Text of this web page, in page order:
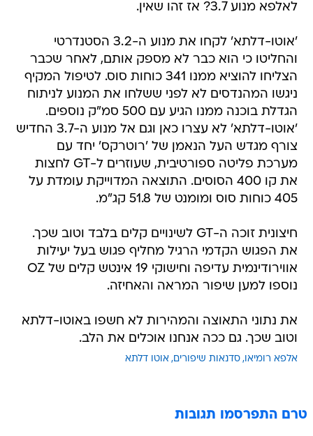
לאלפא מנוע 3.7? אז זהו שאין.
'אוטו-דלתא' לקחו את מנוע ה-3.2 הסטנדרטי
והחליטו כי הוא כבר לא מספק אותם, לאחר שכבר
הצליחו להוציא ממנו 341 כוחות סוס. לטיפול המקיף
ניגשו המהנדסים לא לפני ששלחו את המנוע לניתוח
הגדלת בוכנה ממנו הגיע עם 500 סמ"ק נוספים.
'אוטו-דלתא' לא עצרו כאן וגם אל מנוע ה-3.7 החדיש
צורף מגדש העל הנאמן של 'רוטרקס' יחד עם
מערכת פליטה ספורטיבית, שעוזרים ל-GT לחצות
את קו 400 הסוסים. התוצאה המדוייקת עומדת על
405 כוחות סוס ומומנט של 51.8 קג"מ.
חיצונית זוכה ה-GT לשינויים קלים בלבד וטוב שכך.
את הפגוש הקדמי הרגיל מחליף פגוש בעל יעילות
אווירודינמית עדיפה וחישוקי 19 אינטש קלים של OZ
נוספו למען שיפור המראה והאחיזה.
את נתוני התאוצה והמהירות לא חשפו באוטו-דלתא
וטוב שכך. גם ככה אנחנו אוכלים את הלב.
אלפא רומיאו סדנאות שיפורים אוטו דלתא
טרם התפרסמו תגובות